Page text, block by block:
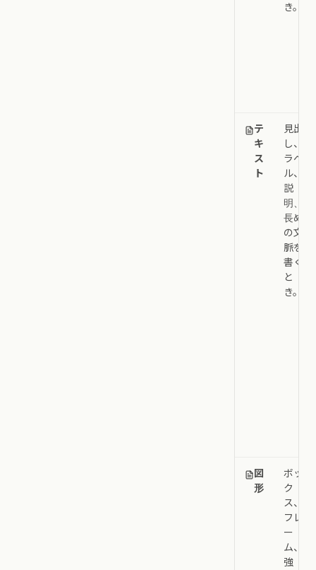
き。
テ
キ
ス
ト
見出
し、
ラベ
ル、
説
明、
長め
の文
脈を
書く
と
き。
図
形
ボッ
ク
ス、
フレ
ー
ム、
強